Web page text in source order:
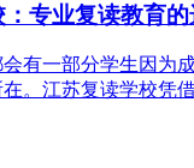
专业复读教育
有一部分学生因为
。江苏复读学校凭